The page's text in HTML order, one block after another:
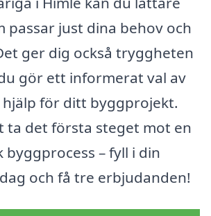
passar just dina behov och
ger dig också tryggheten
gör ett informerat val av
för ditt byggprojekt.
ta det första steget mot en
– fyll i din
och få tre erbjudanden!